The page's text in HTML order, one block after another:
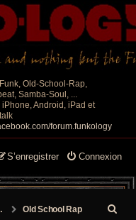
Old-School-Rap,
Samba-Soul, ...
Android, iPad et
forum.funkology
Connexion
S’enregistrer
Old School Rap